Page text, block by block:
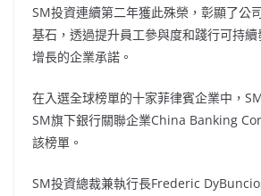
SM投資連續第二年獲此殊榮，彰顯了公
基石，透過提升員工參與度和踐行可持
增長的企業承諾。
在入選全球榜單的十家菲律賓企業中，
SM旗下銀行關聯企業China Banking
該榜單。
SM投資總裁兼執行長Frederic